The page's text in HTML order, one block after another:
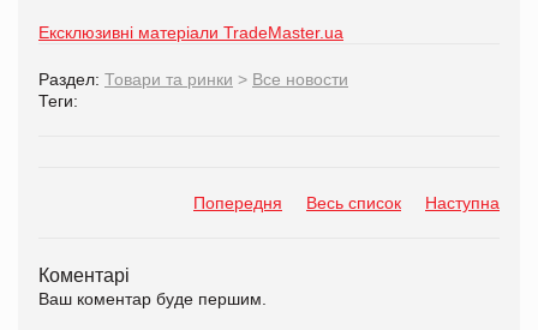
Ексклюзивні матеріали TradeMaster.ua
Раздел: Товари та ринки > Все новости
Теги:
Попередня Весь список Наступна
Коментарі
Ваш коментар буде першим.